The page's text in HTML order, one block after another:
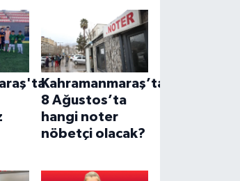
Kahramanmaraş’ta
8 Ağustos’ta
hangi noter
nöbetçi olacak?